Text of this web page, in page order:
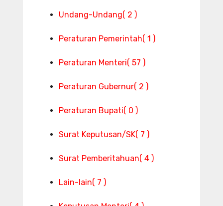
Undang-Undang( 2 )
Peraturan Pemerintah( 1 )
Peraturan Menteri( 57 )
Peraturan Gubernur( 2 )
Peraturan Bupati( 0 )
Surat Keputusan/SK( 7 )
Surat Pemberitahuan( 4 )
Lain-lain( 7 )